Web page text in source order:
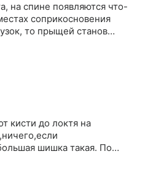
на спине появляются что-
соприкосновения
то прыщей станов…
кисти до локтя на
шишка такая. По